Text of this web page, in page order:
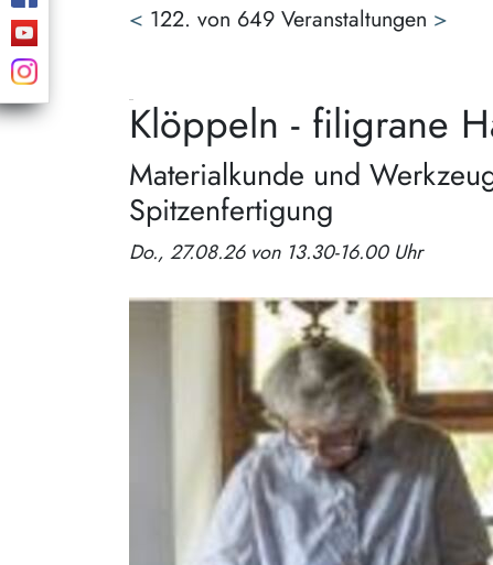
< 122. von 649 Veranstaltungen >
Klöppeln - filigrane
Materialkunde und
Spitzenfertigung
Do., 27.08.26 von 13.30-16.00 Uhr